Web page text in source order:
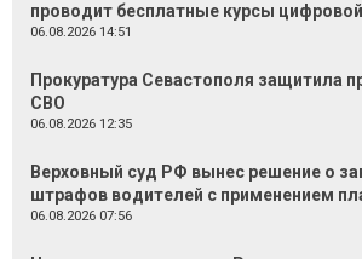
проводит бесплатные курсы
06.08.2026 14:51
Прокуратура Севастополя защитила
СВО
06.08.2026 12:35
Верховный суд РФ вынес решение о
штрафов водителей с применением
06.08.2026 07:56